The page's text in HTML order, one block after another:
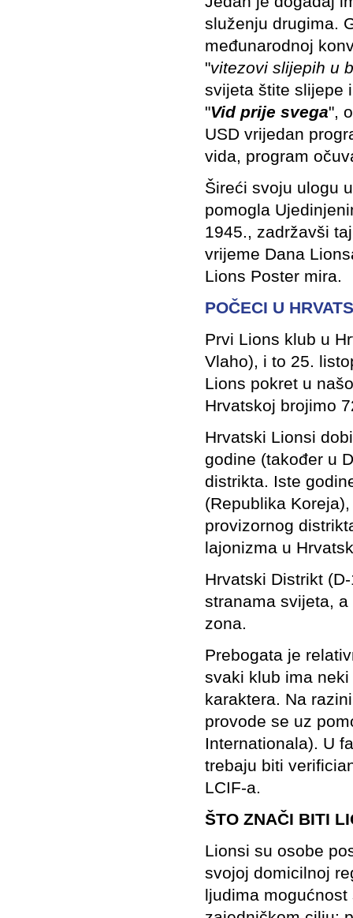
služenju drugima.
međunarodnoj
"vitezovi slijepih u
svijeta štite slijepe
"Vid prije svega",
USD vrijedan
vida, program
Šireći svoju ulogu
pomogla
1945., zadržavši
vrijeme Dana
Lions Poster mira.
POČECI U
Prvi Lions klub u
Vlaho), i to 25.
Lions pokret u
Hrvatskoj brojimo
Hrvatski Lionsi
godine (također u
distrikta. Iste
(Republika
provizornog
lajonizma u
Hrvatski Distrikt
stranama svijeta,
zona.
Prebogata je
svaki klub ima
karaktera. Na
provode se uz
Internationala). U
trebaju biti
LCIF-a.
ŠTO ZNAČI BITI
Lionsi su osobe
svojoj domicilnoj
ljudima